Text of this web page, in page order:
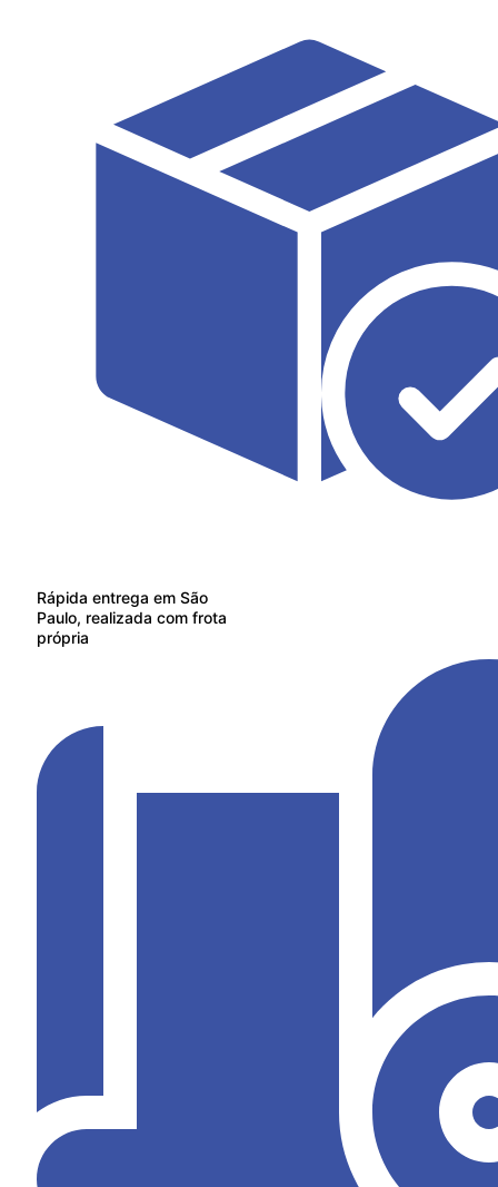
Rápida entrega em São
Paulo, realizada com frota
própria